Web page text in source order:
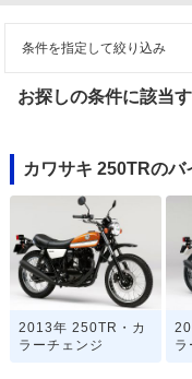
条件を指定して絞り込み
お探しの条件に該当
カワサキ 250TRのバ
2013年 250TR・カ
ラーチェンジ
ラ